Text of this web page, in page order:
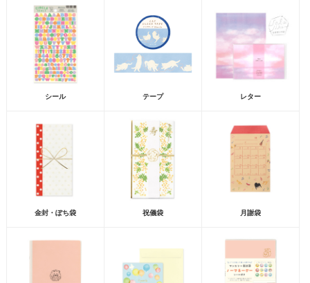
シール テープ レター
金封・ぽち袋 祝儀袋 月謝袋